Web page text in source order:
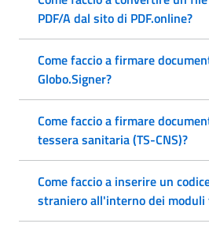
PDF/A dal sito di PDF.online?
Come faccio a firmare
Globo.Signer?
Come faccio a firmare
tessera sanitaria (TS-CNS)?
Come faccio a inserire un
straniero all'interno dei moduli